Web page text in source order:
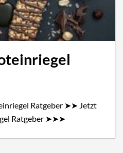
Ratgeber ➤➤ Jetzt
Ratgeber ➤➤➤